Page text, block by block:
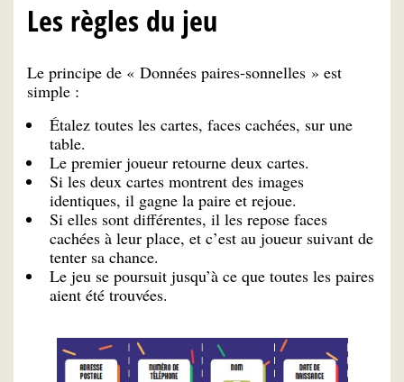
Les règles du jeu
Le principe de « Données paires-sonnelles » est
simple :
Étalez toutes les cartes, faces cachées, sur une
table.
Le premier joueur retourne deux cartes.
Si les deux cartes montrent des images
identiques, il gagne la paire et rejoue.
Si elles sont différentes, il les repose faces
cachées à leur place, et c’est au joueur suivant de
tenter sa chance.
Le jeu se poursuit jusqu’à ce que toutes les paires
aient été trouvées.